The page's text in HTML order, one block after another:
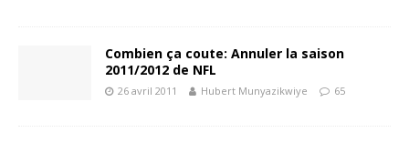
Combien ça coute: Annuler la saison
2011/2012 de NFL
26 avril 2011 Hubert Munyazikwiye 65